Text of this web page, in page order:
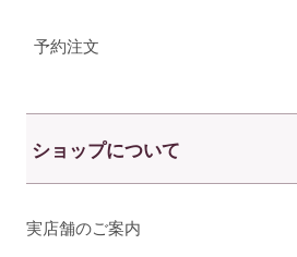
予約注文
ショップについて
実店舗のご案内